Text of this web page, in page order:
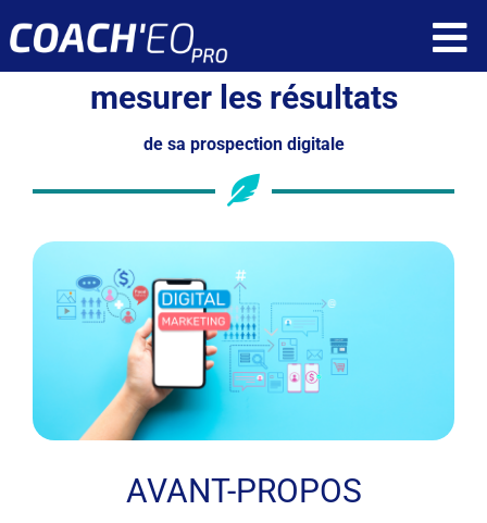
au
Fonctionnalités
Qui sommes nous ?
Réservez une démonstration
Application client
Application coach
mesurer les résultats
de sa prospection digitale
AVANT-PROPOS